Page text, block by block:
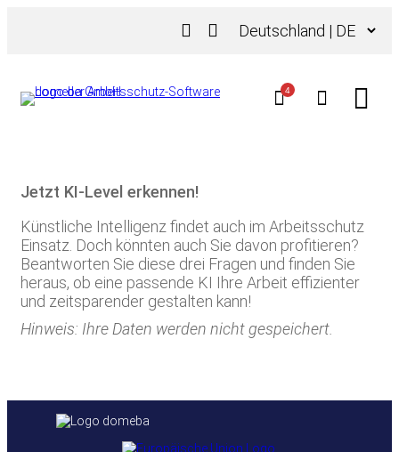
auswählen
4
Jetzt KI-Level erkennen!
Künstliche Intelligenz findet auch im Arbeitsschutz
Einsatz. Doch könnten auch Sie davon profitieren?
Beantworten Sie diese drei Fragen und finden Sie
heraus, ob eine passende KI Ihre Arbeit effizienter
und zeitsparender gestalten kann!
Hinweis: Ihre Daten werden nicht gespeichert.